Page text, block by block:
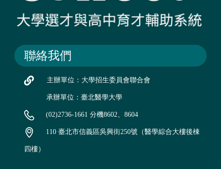
聯絡我們
主辦單位：大學招生委員會聯合會
承辦單位：臺北醫學大學
(02)2736-1661 分機8602、8604
110 臺北市信義區吳興街250號（醫學綜合大樓後棟
四樓）